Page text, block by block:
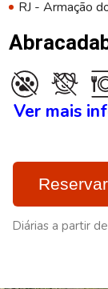
RJ - Armação
Ver mais
Reservar
Diárias a partir de